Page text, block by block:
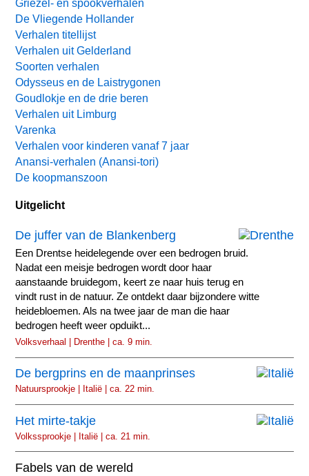
Griezel- en spookverhalen
De Vliegende Hollander
Verhalen titellijst
Verhalen uit Gelderland
Soorten verhalen
Odysseus en de Laistrygonen
Goudlokje en de drie beren
Verhalen uit Limburg
Varenka
Verhalen voor kinderen vanaf 7 jaar
Anansi-verhalen (Anansi-tori)
De koopmanszoon
Uitgelicht
De juffer van de Blankenberg
Een Drentse heidelegende over een bedrogen bruid.
Nadat een meisje bedrogen wordt door haar
aanstaande bruidegom, keert ze naar huis terug en
vindt rust in de natuur. Ze ontdekt daar bijzondere witte
heidebloemen. Als na twee jaar de man die haar
bedrogen heeft weer opduikt...
Volksverhaal | Drenthe | ca. 9 min.
De bergprins en de maanprinses
Natuursprookje | Italië | ca. 22 min.
Het mirte-takje
Volkssprookje | Italië | ca. 21 min.
Fabels van de wereld